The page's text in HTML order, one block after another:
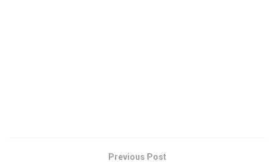
Previous Post